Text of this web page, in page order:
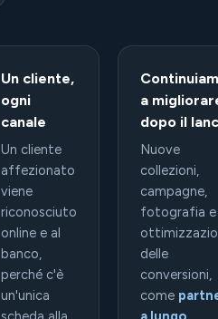
Un cliente,
ogni
canale
Un cliente
affezionato
viene
riconosciuto
online e al
banco,
perché c'è
un'unica
a
dopo il
Nuove
collezioni,
campagne,
fotografia e
delle
conversioni,
come